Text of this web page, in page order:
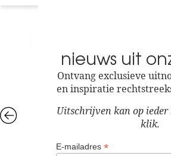
nieuws uit
Ontvang exclusieve
en inspiratie
Uitschrijven kan op ieder
klik.
E-mailadres *